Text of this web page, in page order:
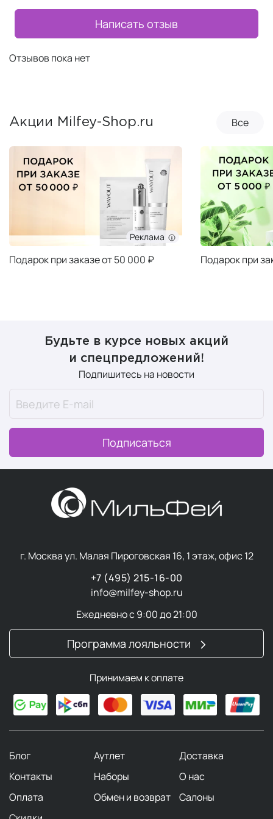
Написать отзыв
Отзывов пока нет
Акции Milfey-Shop.ru Все
Реклама
Подарок при заказе от 50 000 ₽ Подарок при
Будьте в курсе новых акций
и спецпредложений!
Подпишитесь на новости
Подписаться
г. Москва ул. Малая Пироговская 16, 1 этаж, офис 12
+7 (495) 215-16-00
info@milfey-shop.ru
Ежедневно с 9:00 до 21:00
Программа лояльности
Принимаем к оплате
Блог Аутлет
Доставка
Контакты
Наборы
О нас
Оплата
Обмен и возврат
Салоны